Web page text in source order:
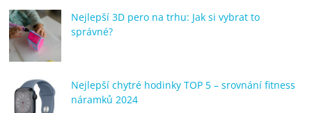
Nejlepší 3D pero na trhu: Jak si vybrat to
správné?
Nejlepší chytré hodinky TOP 5 – srovnání fitness
náramků 2024